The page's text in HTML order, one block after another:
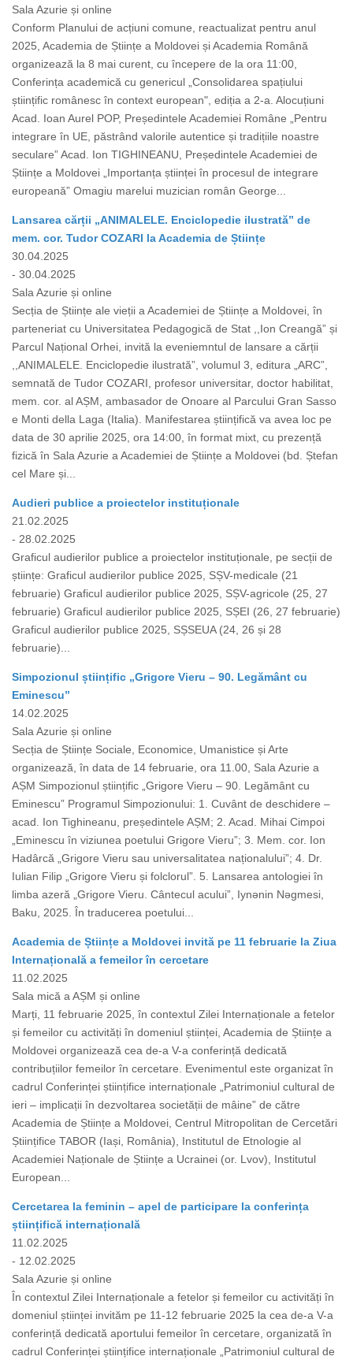
Sala Azurie și online
Conform Planului de acțiuni comune, reactualizat pentru anul
2025, Academia de Științe a Moldovei și Academia Română
organizează la 8 mai curent, cu începere de la ora 11:00,
Conferința academică cu genericul „Consolidarea spațiului
științific românesc în context european", ediția a 2-a. Alocuțiuni
Acad. Ioan Aurel POP, Președintele Academiei Române „Pentru
integrare în UE, păstrând valorile autentice și tradițiile noastre
seculare” Acad. Ion TIGHINEANU, Președintele Academiei de
Științe a Moldovei „Importanța științei în procesul de integrare
europeană” Omagiu marelui muzician român George...
Lansarea cărții „ANIMALELE. Enciclopedie ilustrată” de
mem. cor. Tudor COZARI la Academia de Științe
30.04.2025
- 30.04.2025
Sala Azurie și online
Secția de Științe ale vieții a Academiei de Științe a Moldovei, în
parteneriat cu Universitatea Pedagogică de Stat ,,Ion Creangă” și
Parcul Național Orhei, invită la eveniemntul de lansare a cărții
,,ANIMALELE. Enciclopedie ilustrată”, volumul 3, editura „ARC”,
semnată de Tudor COZARI, profesor universitar, doctor habilitat,
mem. cor. al AȘM, ambasador de Onoare al Parcului Gran Sasso
e Monti della Laga (Italia). Manifestarea științifică va avea loc pe
data de 30 aprilie 2025, ora 14:00, în format mixt, cu prezență
fizică în Sala Azurie a Academiei de Științe a Moldovei (bd. Ștefan
cel Mare și...
Audieri publice a proiectelor instituționale
21.02.2025
- 28.02.2025
Graficul audierilor publice a proiectelor instituționale, pe secții de
științe: Graficul audierilor publice 2025, SȘV-medicale (21
februarie) Graficul audierilor publice 2025, SȘV-agricole (25, 27
februarie) Graficul audierilor publice 2025, SȘEI (26, 27 februarie)
Graficul audierilor publice 2025, SȘSEUA (24, 26 și 28
februarie)...
Simpozionul științific „Grigore Vieru – 90. Legământ cu
Eminescu”
14.02.2025
Sala Azurie și online
Secția de Științe Sociale, Economice, Umanistice și Arte
organizează, în data de 14 februarie, ora 11.00, Sala Azurie a
AȘM Simpozionul științific „Grigore Vieru – 90. Legământ cu
Eminescu” Programul Simpozionului: 1. Cuvânt de deschidere –
acad. Ion Tighineanu, președintele AȘM; 2. Acad. Mihai Cimpoi
„Eminescu în viziunea poetului Grigore Vieru”; 3. Mem. cor. Ion
Hadârcă „Grigore Vieru sau universalitatea naționalului”; 4. Dr.
Iulian Filip „Grigore Vieru și folclorul”. 5. Lansarea antologiei în
limba azeră „Grigore Vieru. Cântecul acului”, Iynǝnin Nǝgmesi,
Baku, 2025. În traducerea poetului...
Academia de Științe a Moldovei invită pe 11 februarie la Ziua
Internațională a femeilor în cercetare
11.02.2025
Sala mică a AȘM și online
Marți, 11 februarie 2025, în contextul Zilei Internaționale a fetelor
și femeilor cu activități în domeniul științei, Academia de Științe a
Moldovei organizează cea de-a V-a conferință dedicată
contribuțiilor femeilor în cercetare. Evenimentul este organizat în
cadrul Conferinței științifice internaționale „Patrimoniul cultural de
ieri – implicații în dezvoltarea societății de mâine” de către
Academia de Științe a Moldovei, Centrul Mitropolitan de Cercetări
Științifice TABOR (Iași, România), Institutul de Etnologie al
Academiei Naționale de Științe a Ucrainei (or. Lvov), Institutul
European...
Cercetarea la feminin – apel de participare la conferința
științifică internațională
11.02.2025
- 12.02.2025
Sala Azurie și online
În contextul Zilei Internaționale a fetelor și femeilor cu activități în
domeniul științei invităm pe 11-12 februarie 2025 la cea de-a V-a
conferință dedicată aportului femeilor în cercetare, organizată în
cadrul Conferinței științifice internaționale „Patrimoniul cultural de